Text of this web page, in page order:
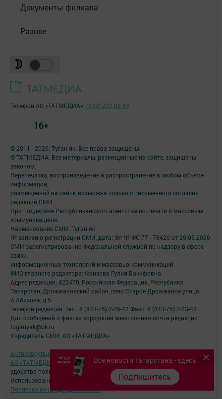
Документы филиала
Разное
Все новости Татарстана - здесь
Подпишитесь
© 2011 - 2026. Туган як. Все права защищены.
© ТАТМЕДИА. Все материалы, размещенные на сайте, защищены
законом.
Перепечатка, воспроизведение и распространение в любом объеме
информации,
размещенной на сайте, возможна только с письменного согласия
редакций СМИ.
При поддержке Республиканского агентства по печати и массовым
коммуникациям.
Наименование СМИ: Туган як
№ записи о регистрации СМИ, дата: Эл № ФС 77 - 78420 от 29.05.2020
СМИ зарегистрированно Федеральной службой по надзору в сфере
связи,
информационных технологий и массовых коммуникаций
ФИО главного редактора: Фаизова Гулия Вакифовна
Адрес редакции: 422470, Российская Федерация, Республика
Татарстан, Дрожжановский район, село Старое Дрожжаное улица
А.Абязова, д.5
Телефон редакции: Тел.: 8 (843-75) 2-26-42 Факс: 8 (843-75) 2-23-43
Для сообщений о фактах коррупции электронная почта редакции:
tuganyak@bk.ru
Учредитель СМИ: АО «ТАТМЕДИА»
Антикоррупционная политика
АО «ТАТМЕДИА» использует «cookie»для персонализации сервисов и
удобства пользователей сайтом.
Использование «cookie» можно отменить в настройках браузера.
Политика конфиденциальности
Телефон АО «ТАТМЕДИА»: (843) 222 09 84
16+